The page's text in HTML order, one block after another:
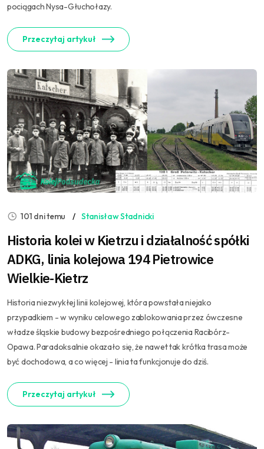
pociągach Nysa-Głuchołazy.
Przeczytaj artykuł
101 dni temu Stanisław Stadnicki
Historia kolei w Kietrzu i działalność spółki
ADKG, linia kolejowa 194 Pietrowice
Wielkie-Kietrz
Historia niezwykłej linii kolejowej, która powstała niejako
przypadkiem - w wyniku celowego zablokowania przez ówczesne
władze śląskie budowy bezpośredniego połączenia Racibórz-
Opawa. Paradoksalnie okazało się, że nawet tak krótka trasa może
być dochodowa, a co więcej - linia ta funkcjonuje do dziś.
Przeczytaj artykuł